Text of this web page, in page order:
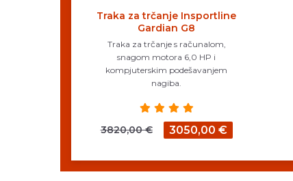
Traka za trčanje Insportline
Gardian G8
Traka za trčanje s računalom,
snagom motora 6,0 HP i
kompjuterskim podešavanjem
nagiba.
3820,00 € 3050,00 €